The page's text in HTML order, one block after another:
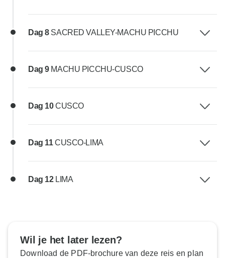
Dag 8 SACRED VALLEY-MACHU PICCHU
Dag 9 MACHU PICCHU-CUSCO
Dag 10CUSCO
Dag 11CUSCO-LIMA
Dag 12 LIMA
Wil je het later lezen?
Download de PDF-brochure van deze reis en plan